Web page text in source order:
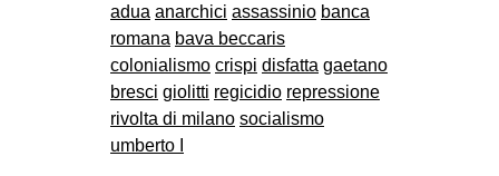
adua anarchici assassinio banca
romana bava beccaris
colonialismo crispi disfatta gaetano
bresci giolitti regicidio repressione
rivolta di milano socialismo
umberto I